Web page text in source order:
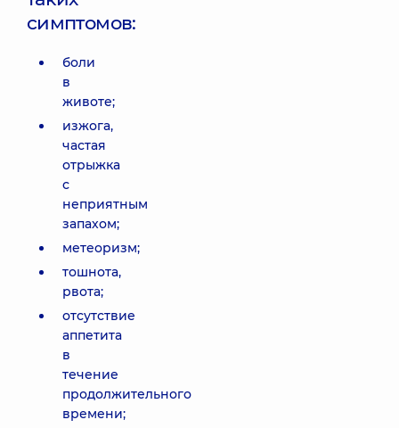
симптомов:
боли
в
животе;
изжога,
частая
отрыжка
с
неприятным
запахом;
метеоризм;
тошнота,
рвота;
отсутствие
аппетита
в
течение
продолжительного
времени;